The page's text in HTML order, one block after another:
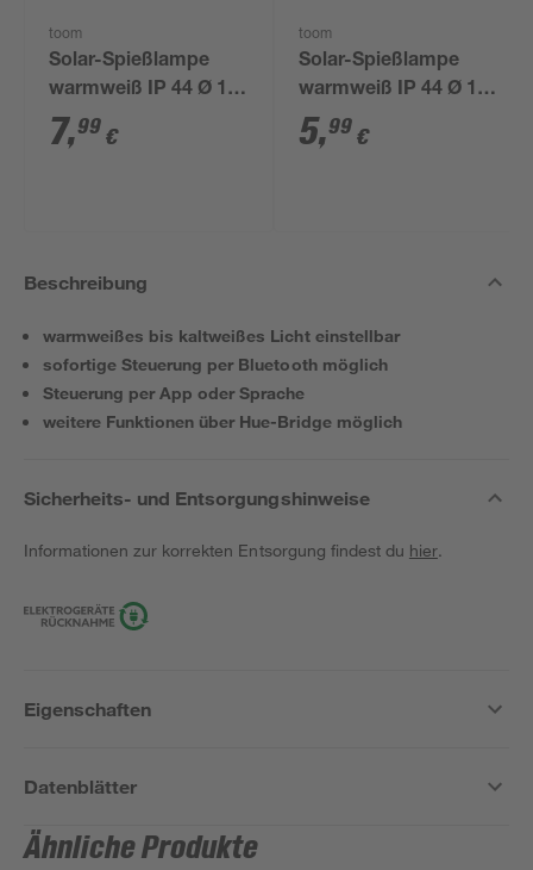
toom
Solar-Spießlampe
warmweiß IP 44 Ø 15
x 44 cm
7,99 €
toom
Solar-Spießlampe
warmweiß IP 44 Ø 10
x 39 cm
5,99 €
Beschreibung
warmweißes bis kaltweißes Licht einstellbar
sofortige Steuerung per Bluetooth möglich
Steuerung per App oder Sprache
weitere Funktionen über Hue-Bridge möglich
Sicherheits- und Entsorgungshinweise
Informationen zur korrekten Entsorgung findest du hier.
Eigenschaften
Datenblätter
Ähnliche Produkte